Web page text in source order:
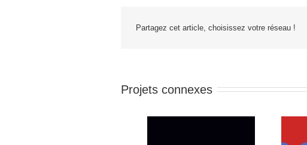
Partagez cet article, choisissez votre réseau !
Projets connexes